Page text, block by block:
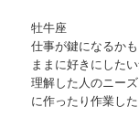
牡牛座
仕事が鍵になるか
ままに好きにした
理解した人のニー
に作ったり作業し